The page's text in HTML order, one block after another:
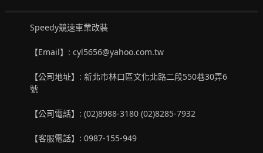
Speedy競速車業改裝
【Email】: cyl5656@yahoo.com.tw
【公司地址】: 新北市林口區文化北路二段550巷30弄6
號
【公司電話】: (02)8988-3180 (02)8285-7932
【客服電話】: 0987-155-949